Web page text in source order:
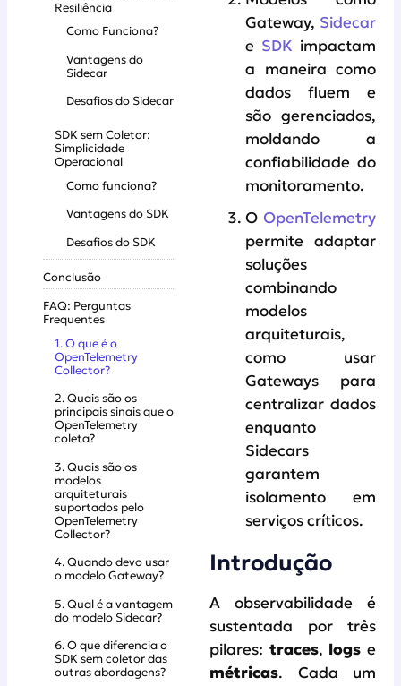
Resiliência
Como Funciona?
Vantagens do
Sidecar
Desafios do Sidecar
SDK sem Coletor:
Simplicidade
Operacional
Como funciona?
Vantagens do SDK
Desafios do SDK
Conclusão
FAQ: Perguntas
Frequentes
1. O que é o
OpenTelemetry
Collector?
2. Quais são os
principais sinais que o
OpenTelemetry
coleta?
3. Quais são os
modelos
arquiteturais
suportados pelo
OpenTelemetry
Collector?
4. Quando devo usar
o modelo Gateway?
5. Qual é a vantagem
do modelo Sidecar?
6. O que diferencia o
SDK sem coletor das
outras abordagens?
Gateway, Sidecar
e SDK impactam
a maneira como
dados fluem e
são gerenciados,
moldando a
confiabilidade do
monitoramento.
O OpenTelemetry
permite adaptar
soluções
combinando
modelos
arquiteturais,
como usar
Gateways para
centralizar dados
enquanto
Sidecars
garantem
isolamento em
serviços críticos.
Introdução
A observabilidade é
sustentada por três
pilares: traces, logs e
métricas. Cada um